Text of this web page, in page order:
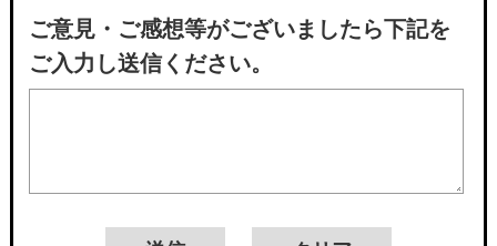
ご意見・ご感想等がございましたら下記を
ご入力し送信ください。